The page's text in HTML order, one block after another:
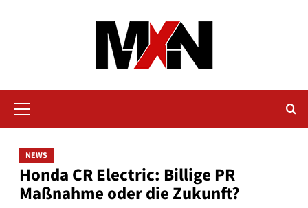
Menü
NEWS
Honda CR Electric: Billige PR
Maßnahme oder die Zukunft?